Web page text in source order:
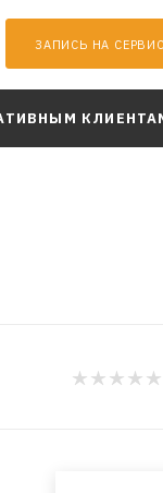
ЗАПИСЬ НА СЕРВИС